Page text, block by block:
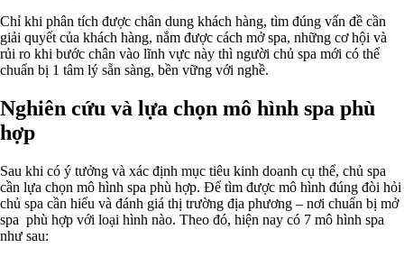
Chỉ khi phân tích được chân dung khách hàng, tìm đúng vấn đề cần
giải quyết của khách hàng, nắm được cách mở spa, những cơ hội và
rủi ro khi bước chân vào lĩnh vực này thì người chủ spa mới có thể
chuẩn bị 1 tâm lý sẵn sàng, bền vững với nghề.
Nghiên cứu và lựa chọn mô hình spa phù
hợp
Sau khi có ý tưởng và xác định mục tiêu kinh doanh cụ thể, chủ spa
cần lựa chọn mô hình spa phù hợp. Để tìm được mô hình đúng đòi hỏi
chủ spa cần hiểu và đánh giá thị trường địa phương – nơi chuẩn bị mở
spa phù hợp với loại hình nào. Theo đó, hiện nay có 7 mô hình spa
như sau: